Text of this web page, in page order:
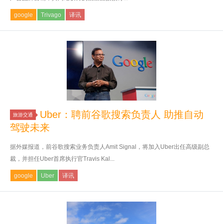
google Trivago 译讯
旅游交通
Uber：聘前谷歌搜索负责人 助推自动
驾驶未来
据外媒报道，前谷歌搜索业务负责人Amit Signal，将加入Uber出任高级副总
裁，并担任Uber首席执行官Travis Kal...
google Uber 译讯